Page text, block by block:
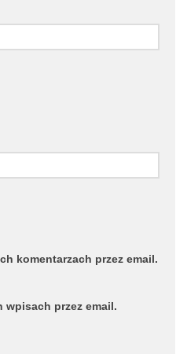
komentarzach przez email.
wpisach przez email.